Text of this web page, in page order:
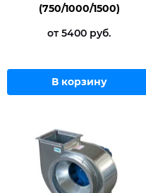
(750/1000/1500)
от 5400 руб.
В корзину